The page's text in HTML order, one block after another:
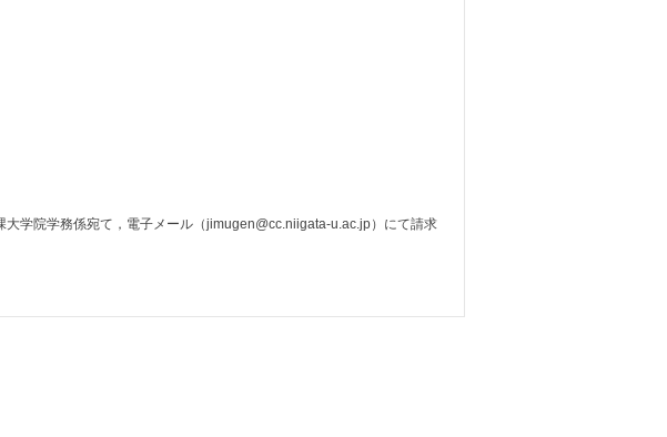
学院学務係宛て，電子メール（jimugen@cc.niigata-u.ac.jp）にて請求